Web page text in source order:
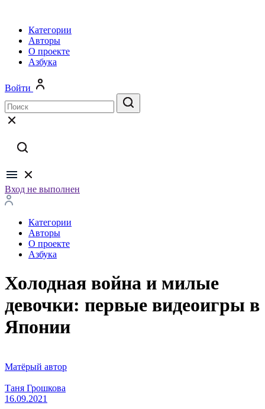
Категории
Авторы
О проекте
Азбука
Войти
Вход не выполнен
Категории
Авторы
О проекте
Азбука
Холодная война и милые
девочки: первые видеоигры в
Японии
Матёрый автор
Таня Грошкова
16.09.2021